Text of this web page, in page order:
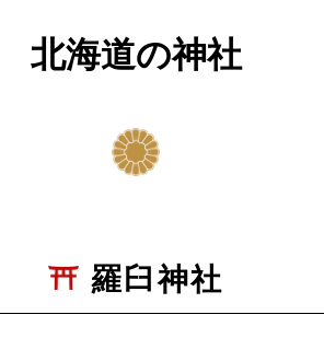
北海道の神社
羅臼神社